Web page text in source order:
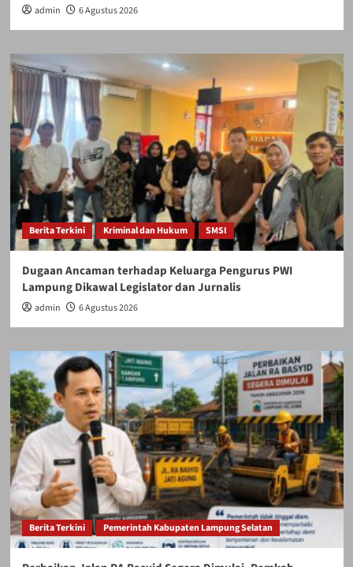
admin 6 Agustus 2026
Berita Terkini Kriminal dan Hukum SMSI
Dugaan Ancaman terhadap Keluarga Pengurus PWI
Lampung Dikawal Legislator dan Jurnalis
admin 6 Agustus 2026
Berita Terkini Pemerintah Kabupaten Lampung Selatan